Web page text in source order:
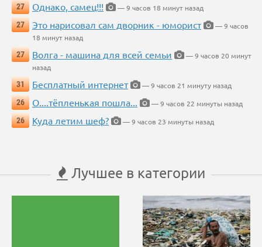
27
Однако, самец!!!
— 9 часов 18 минут назад
27
Это нарисовал сам дворник - юморист
— 9 часов
18 минут назад
27
Волга - машина для всей семьи
— 9 часов 20 минут
назад
31
Бесплатный интернет
— 9 часов 21 минуту назад
26
О....тёпленькая пошла...
— 9 часов 22 минуты назад
26
Куда летим шеф? — 9 часов 23 минуты назад
Лучшее в категории